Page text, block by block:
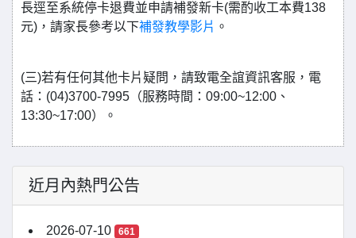
長逕至系統停卡退費並申請補發新卡(需酌收工本費138
元)，請家長參考以下補發教學影片 。
(三)若有任何其他卡片疑問，請致電全誼資訊客服，電
話：(04)3700-7995（服務時間：09:00~12:00、
13:30~17:00）。
近月內熱門公告
2026-07-10 661